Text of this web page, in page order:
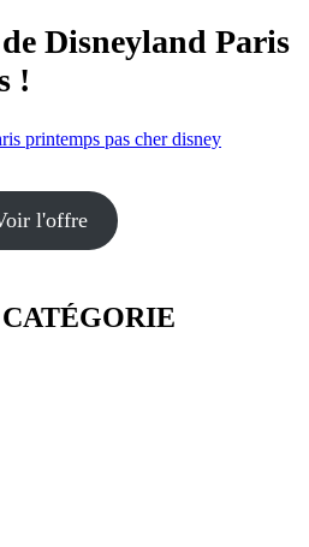
Disneyland Paris
!
l'offre